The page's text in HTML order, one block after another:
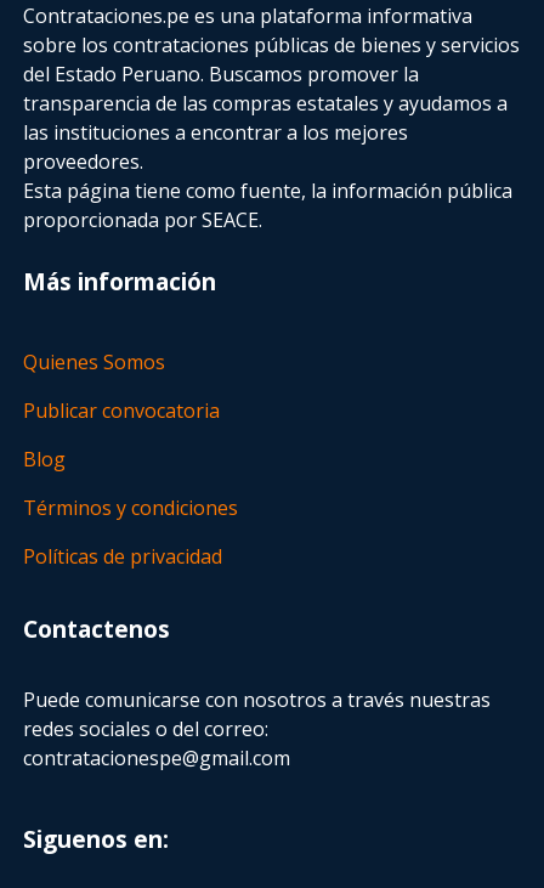
Contrataciones.pe es una plataforma informativa
sobre los contrataciones públicas de bienes y servicios
del Estado Peruano. Buscamos promover la
transparencia de las compras estatalesy ayudamos a
las instituciones a encontrar a los mejores
proveedores.
Esta página tiene como fuente, la información pública
proporcionada por SEACE.
Más información
Quienes Somos
Publicar convocatoria
Blog
Términos y condiciones
Políticas de privacidad
Contactenos
Puede comunicarse con nosotros a través nuestras
redes sociales o del correo:
contratacionespe@gmail.com
Siguenos en: